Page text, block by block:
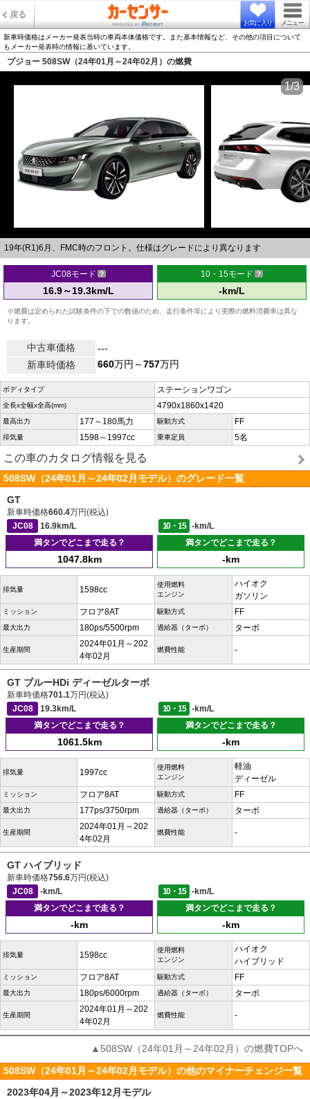
戻る
お気に入り メニュー
新車時価格はメーカー発表当時の車両本体価格です。また基本情報など、その他の項目について
もメーカー発表時の情報に基いています。
プジョー 508SW（24年01月～24年02月）の燃費
19年(R1)6月、FMC時のフロント。仕様はグレードにより異なります
1/3
JC08モード
16.9～19.3km/L
10・15モード
-km/L
※燃費は定められた試験条件の下での数値のため、走行条件等により実際の燃料消費率は異な
ります。
中古車価格
---
新車時価格
660万円～757万円
ボディタイプ ステーションワゴン
全長x全幅x全高(mm) 4790x1860x1420
最高出力 177～180馬力 駆動方式 FF
排気量 1598～1997cc 乗車定員 5名
この車のカタログ情報を見る
508SW（24年01月～24年02月モデル）のグレード一覧
GT
新車時価格660.4万円(税込)
JC08
16.9km/L 10・15
-km/L
満タンでどこまで走る？
1047.8km
満タンでどこまで走る？
-km
排気量 1598cc
使用燃料
エンジン
ハイオク
ガソリン
ミッション フロア8AT 駆動方式 FF
最大出力 180ps/5500rpm 過給器（ターボ） ターボ
生産期間
2024年01月～202
4年02月
燃費性能 -
GT ブルーHDi ディーゼルターボ
新車時価格701.1万円(税込)
JC08
19.3km/L 10・15
-km/L
満タンでどこまで走る？
1061.5km
満タンでどこまで走る？
-km
排気量 1997cc
使用燃料
エンジン
軽油
ディーゼル
ミッション フロア8AT 駆動方式 FF
最大出力 177ps/3750rpm 過給器（ターボ） ターボ
生産期間
2024年01月～202
4年02月
燃費性能 -
GT ハイブリッド
新車時価格756.6万円(税込)
JC08
-km/L 10・15
-km/L
満タンでどこまで走る？
-km
満タンでどこまで走る？
-km
排気量 1598cc
使用燃料
エンジン
ハイオク
ハイブリッド
ミッション フロア8AT 駆動方式 FF
最大出力 180ps/6000rpm 過給器（ターボ） ターボ
生産期間
2024年01月～202
4年02月
燃費性能 -
▲508SW（24年01月～24年02月）の燃費TOPへ
508SW（24年01月～24年02月モデル）の他のマイナーチェンジ一覧
2023年04月～2023年12月モデル